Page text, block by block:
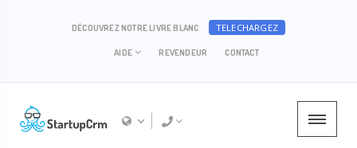
DÉCOUVREZ NOTRE LIVRE BLANC TELECHARGEZ
AIDE REVENDEUR CONTACT